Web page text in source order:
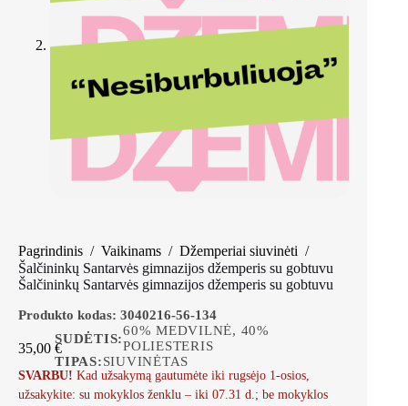
Pagrindinis / Vaikinams / Džemperiai siuvinėti /
Šalčininkų Santarvės gimnazijos džemperis su gobtuvu
Šalčininkų Santarvės gimnazijos džemperis su gobtuvu
Produkto kodas: 3040216-56-134
SUDĖTIS:
60% MEDVILNĖ, 40%
POLIESTERIS
TIPAS:SIUVINĖTAS
35,00 €
SVARBU! Kad užsakymą gautumėte iki rugsėjo 1-osios,
užsakykite: su mokyklos ženklu – iki 07.31 d.; be mokyklos